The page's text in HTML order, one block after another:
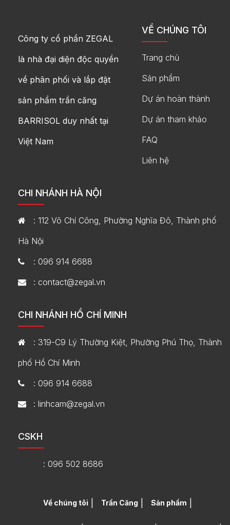
Công ty cổ phần ZEGAL
là nhà đại diện độc quyền
về phân phối và lắp đặt
sản phẩm trần căng
BARRISOL duy nhất tại
Việt Nam
VỀ CHÚNG TÔI
Trang chủ
Sản phẩm
Dự án hoàn thành
Dự án tham khảo
FAQ
Liên hệ
CHI NHÁNH HÀ NỘI
: 112 Võ Chí Công, Phường Nghĩa Đô, Thành phố
Hà Nội
: 096 914 6688
: contact@zegal.vn
CHI NHÁNH HỒ CHÍ MINH
: 319-C9 Lý Thường Kiệt, Phường Phú Thọ, Thành
phố Hồ Chí Minh
: 096 914 6688
: linhcam@zegal.vn
CSKH
: 096 502 8686
Về chúng tôi Trần Căng Sản phẩm